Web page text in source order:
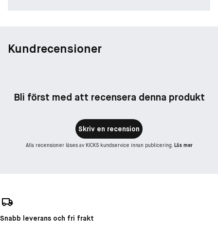
Kundrecensioner
Bli först med att recensera denna produkt
Skriv en recension
Alla recensioner läses av KICKS kundservice innan publicering. Läs mer
Snabb leverans och fri frakt